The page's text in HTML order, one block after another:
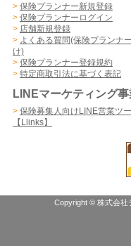
> 保険プランナー新規登録
> 保険プランナーログイン
> 店舗新規登録
> よくある質問(保険プランナ
け)
> 保険プランナー登録規約
> 特定商取引法に基づく表記
LINEマーケティング事
> 保険募集人向けLINE営業ツ
【Llinks】
Copyright © 株式会社